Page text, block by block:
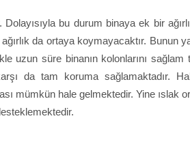
bu durum binaya ek bir
da ortaya koymayacaktır. Bunun
uzun süre binanın kolonlarını
da tam koruma sağlamaktadır.
mümkün hale gelmektedir. Yine ıslak